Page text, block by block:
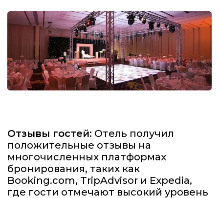
Отзывы гостей: Отель получил
положительные отзывы на
многочисленных платформах
бронирования, таких как
Booking.com, TripAdvisor и Expedia,
где гости отмечают высокий уровень